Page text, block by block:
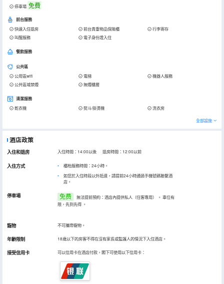
停車場 免費
前台服務
快速入住退房 前台貴重物品保險櫃
行李寄存
叫醒服務
電子身份證入住
餐飲服務
公共區
公用區wifi 電梯
機器人服務
公共區域禁煙
無煙樓層
清潔服務
乾衣機 熨斗/掛燙機 洗衣房
全部設施
酒店政策
入住和退房 入住時間：14:00以後 退房時間：12:00以前
入住方式
櫃枱服務時間：24小時。
如您於入住時段以外抵達，請提前24小時通過手機號碼聯繫酒
店。
停車場 免费 無法提前預約：酒店內提供私人（住客專用） 。 車位有
限，先到先得 。
寵物 不可攜帶寵物。
年齡限制 18歲以下的房客不得在沒有家長或監護人的情況下入住酒店。
接受信用卡 可以信用卡在酒店付款，閣下可使用以下信用卡：